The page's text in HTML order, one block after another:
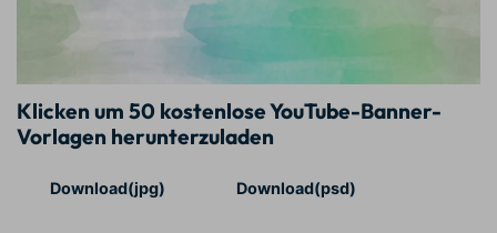
Klicken um 50 kostenlose YouTube-Banner-
Vorlagen herunterzuladen
Download(jpg) Download(psd)